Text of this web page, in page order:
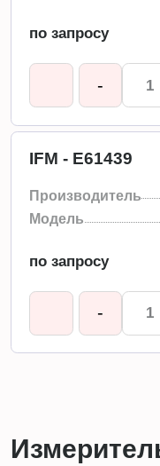
по запросу
-
IFM - E61439
Производитель
Модель
по запросу
-